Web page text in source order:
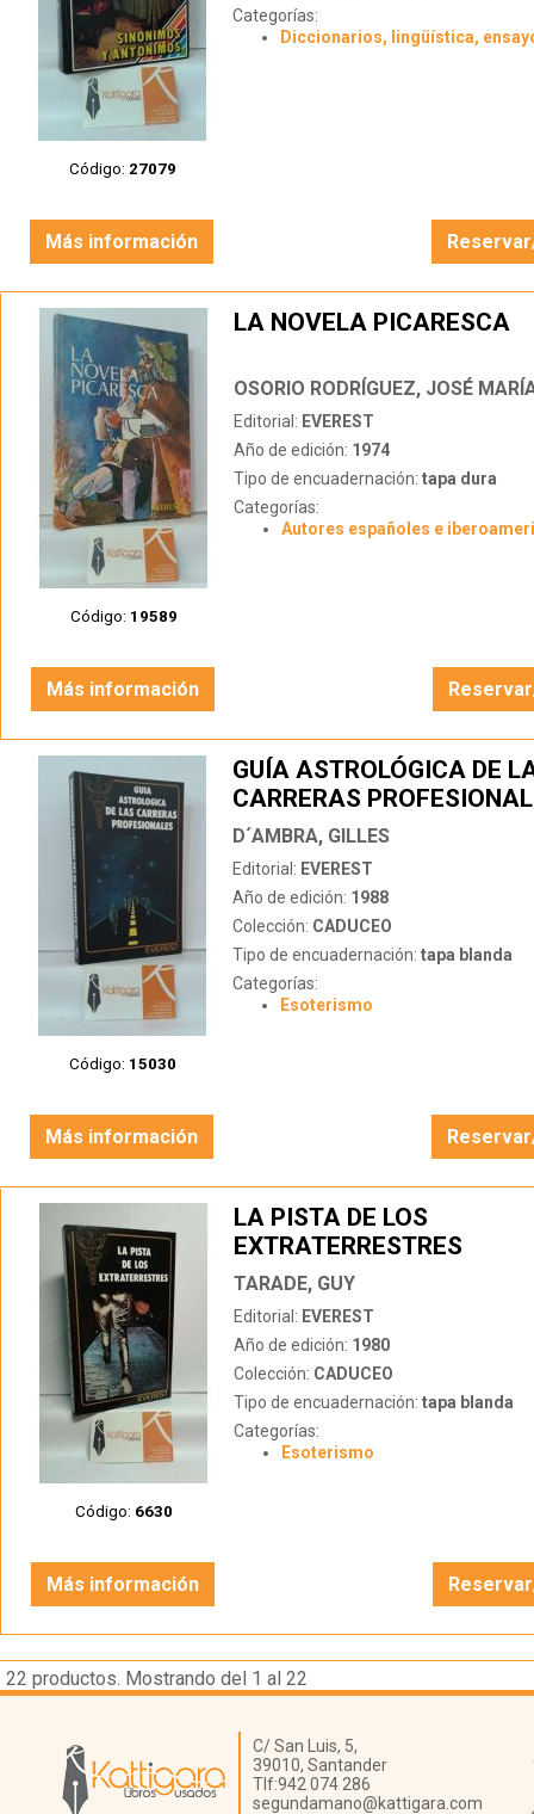
Código: 27079
Categorías:
Diccionarios, lingüística,
Más información
Código: 19589
LA NOVELA PICARESCA
OSORIO RODRÍGUEZ, JOSÉ
Editorial: EVEREST
Año de edición: 1974
Tipo de encuadernación: tapa dura
Categorías:
Autores españoles e
Más información
Código: 15030
GUÍA ASTROLÓGICA DE
CARRERAS
D´AMBRA, GILLES
Editorial: EVEREST
Año de edición: 1988
Colección: CADUCEO
Tipo de encuadernación: tapa blanda
Categorías:
Esoterismo
Más información
Código: 6630
LA PISTA DE LOS
EXTRATERRESTRES
TARADE, GUY
Editorial: EVEREST
Año de edición: 1980
Colección: CADUCEO
Tipo de encuadernación: tapa blanda
Categorías:
Esoterismo
Más información
22 productos. Mostrando del 1 al 22
Librería Kattigara
C/ San Luis, 5,
39010, Santander
Tlf:942 074 286
segundamano@kattigara.com